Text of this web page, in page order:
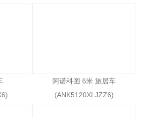
阿诺科图 6米 旅居车
(ANK5120XLJZZ6)